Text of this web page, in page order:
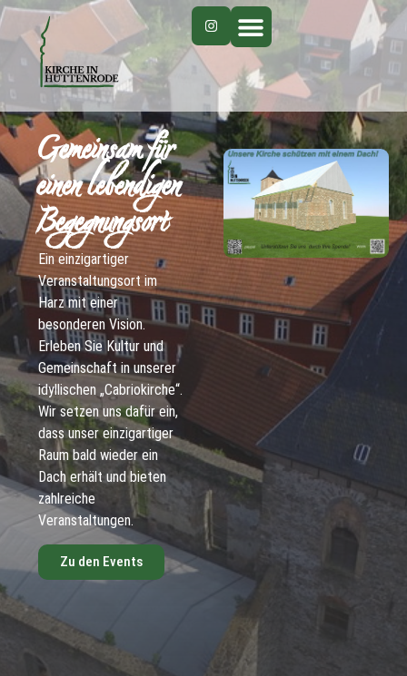
Gemeinsam für
einen lebendigen
Begegnungsort
Ein einzigartiger
Veranstaltungsort im
Harz mit einer
besonderen Vision.
Erleben Sie Kultur und
Gemeinschaft in unserer
idyllischen „Cabriokirche“.
Wir setzen uns dafür ein,
dass unser einzigartiger
Raum bald wieder ein
Dach erhält und bieten
zahlreiche
Veranstaltungen.
Zu den Events